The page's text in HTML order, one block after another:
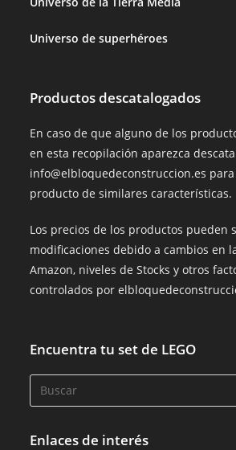
Universo de superhéroes
Productos descatalogados
En caso de que alguno de los
en esta recopilación aparezca
info@elbloquedeconstruccion.es
producto de similares características.
Los precios de los productos pueden
modificaciones debido a cambios en
Amazon, niveles de Stocks y otros
controlados por
Encuentra tu set de LEGO
Enlaces de interés